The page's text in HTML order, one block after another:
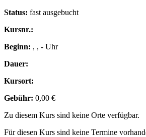
Status: fast ausgebucht
Kursnr.:
Beginn: , , - Uhr
Dauer:
Kursort:
Gebühr: 0,00 €
Zu diesem Kurs sind keine Orte verfügbar.
Für diesen Kurs sind keine Termine